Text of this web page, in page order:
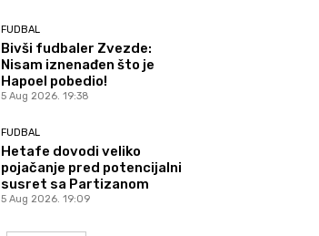
FUDBAL
Bivši fudbaler Zvezde:
Nisam iznenađen što je
Hapoel pobedio!
5 Aug 2026. 19:38
FUDBAL
Hetafe dovodi veliko
pojačanje pred potencijalni
susret sa Partizanom
5 Aug 2026. 19:09